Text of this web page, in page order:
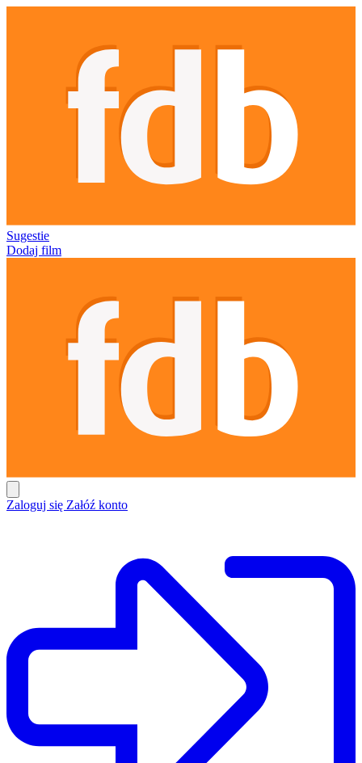
Sugestie
Dodaj film
Zaloguj się Załóź konto